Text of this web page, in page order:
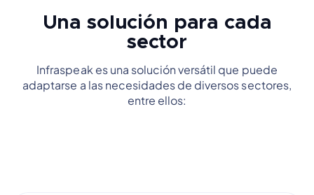
Una solución para cada
sector
Infraspeak es una solución versátil que puede
adaptarse a las necesidades de diversos sectores,
entre ellos: